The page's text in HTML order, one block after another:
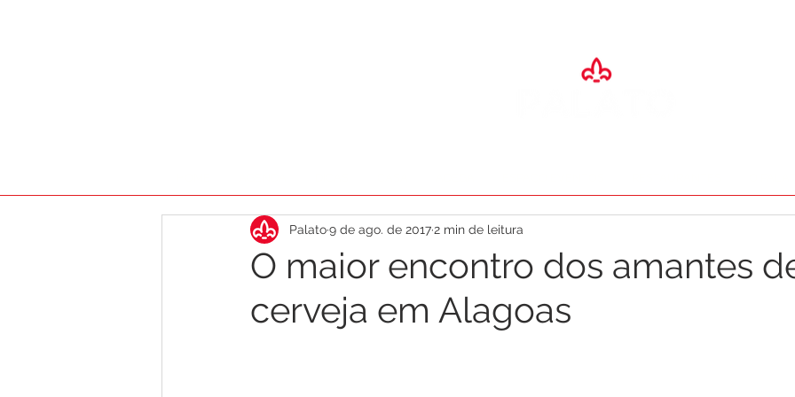
O maior encontro dos amantes
cerveja em Alagoas
Palato9 de ago. de 20172 min de leitura